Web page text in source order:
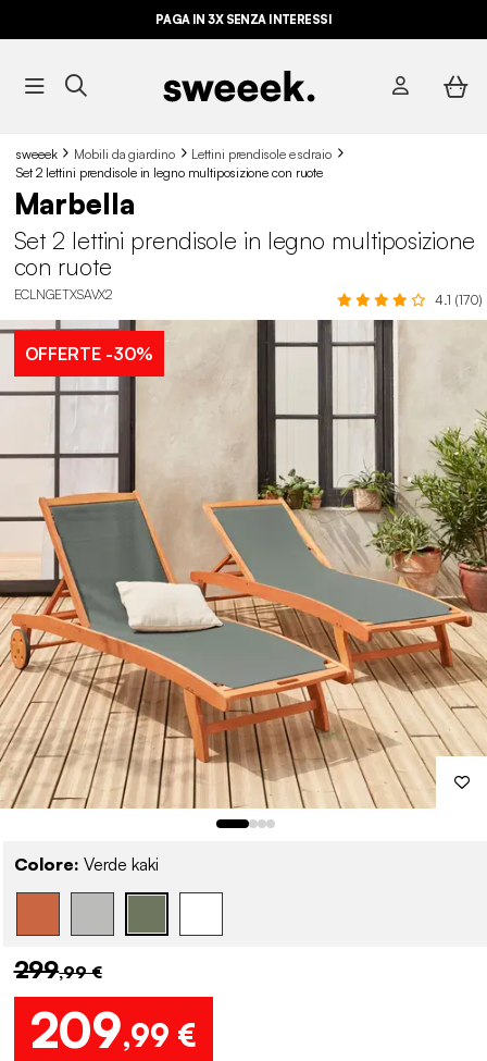
PAGA IN 3X SENZA INTERESSI
sweeek Mobili da giardino
Lettini prendisole e sdraio
Set 2 lettini prendisole in legno multiposizione con ruote
Marbella
Set 2 lettini prendisole in legno multiposizione
con ruote
ECLNGETXSAVX2 4.1 (170)
OFFERTE-30%
Colore: Verde kaki
299,99 €
209,99 €